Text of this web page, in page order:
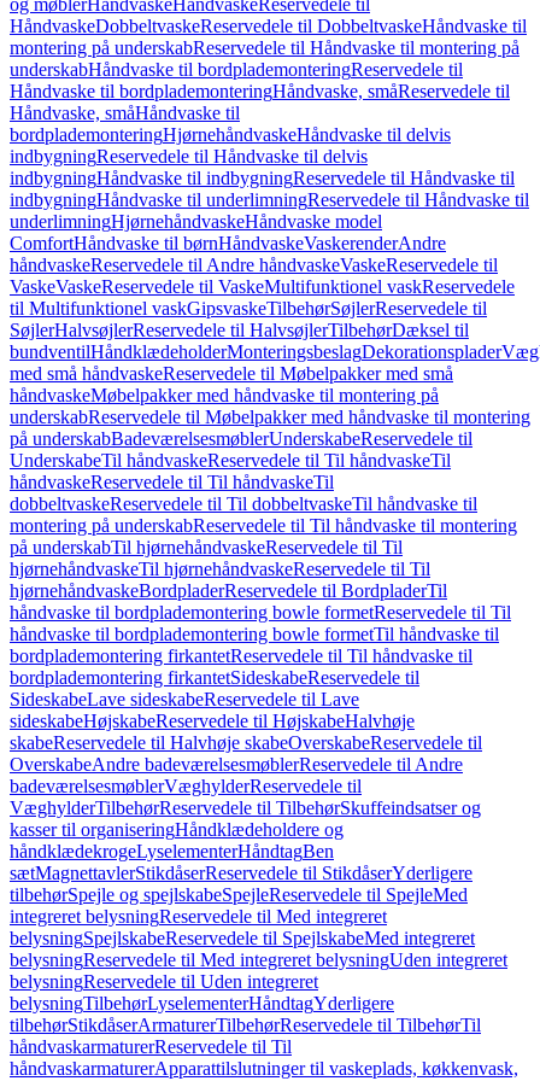
og møblerHåndvaskeHåndvaskeReservedele til
HåndvaskeDobbeltvaskeReservedele til DobbeltvaskeHåndvaske til
montering på underskabReservedele til Håndvaske til montering på
underskabHåndvaske til bordplademonteringReservedele til
Håndvaske til bordplademonteringHåndvaske, småReservedele til
Håndvaske, småHåndvaske til
bordplademonteringHjørnehåndvaskeHåndvaske til delvis
indbygningReservedele til Håndvaske til delvis
indbygningHåndvaske til indbygningReservedele til Håndvaske til
indbygningHåndvaske til underlimningReservedele til Håndvaske til
underlimningHjørnehåndvaskeHåndvaske model
ComfortHåndvaske til børnHåndvaskeVaskerenderAndre
håndvaskeReservedele til Andre håndvaskeVaskeReservedele til
VaskeVaskeReservedele til VaskeMultifunktionel vaskReservedele
til Multifunktionel vaskGipsvaskeTilbehørSøjlerReservedele til
SøjlerHalvsøjlerReservedele til HalvsøjlerTilbehørDæksel til
bundventilHåndklædeholderMonteringsbeslagDekorationsplader
med små håndvaskeReservedele til Møbelpakker med små
håndvaskeMøbelpakker med håndvaske til montering på
underskabReservedele til Møbelpakker med håndvaske til montering
på underskabBadeværelsesmøblerUnderskabeReservedele til
UnderskabeTil håndvaskeReservedele til Til håndvaskeTil
håndvaskeReservedele til Til håndvaskeTil
dobbeltvaskeReservedele til Til dobbeltvaskeTil håndvaske til
montering på underskabReservedele til Til håndvaske til montering
på underskabTil hjørnehåndvaskeReservedele til Til
hjørnehåndvaskeTil hjørnehåndvaskeReservedele til Til
hjørnehåndvaskeBordpladerReservedele til BordpladerTil
håndvaske til bordplademontering bowle formetReservedele til Til
håndvaske til bordplademontering bowle formetTil håndvaske til
bordplademontering firkantetReservedele til Til håndvaske til
bordplademontering firkantetSideskabeReservedele til
SideskabeLave sideskabeReservedele til Lave
sideskabeHøjskabeReservedele til HøjskabeHalvhøje
skabeReservedele til Halvhøje skabeOverskabeReservedele til
OverskabeAndre badeværelsesmøblerReservedele til Andre
badeværelsesmøblerVæghylderReservedele til
VæghylderTilbehørReservedele til TilbehørSkuffeindsatser og
kasser til organiseringHåndklædeholdere og
håndklædekrogeLyselementerHåndtagBen
sætMagnettavlerStikdåserReservedele til StikdåserYderligere
tilbehørSpejle og spejlskabeSpejleReservedele til SpejleMed
integreret belysningReservedele til Med integreret
belysningSpejlskabeReservedele til SpejlskabeMed integreret
belysningReservedele til Med integreret belysningUden integreret
belysningReservedele til Uden integreret
belysningTilbehørLyselementerHåndtagYderligere
tilbehørStikdåserArmaturerTilbehørReservedele til TilbehørTil
håndvaskarmaturerReservedele til Til
håndvaskarmaturerApparattilslutninger til vaskeplads, køkkenvask,